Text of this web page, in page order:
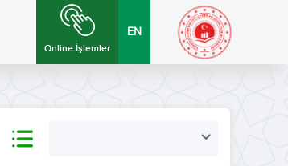
Online İşlemler
EN